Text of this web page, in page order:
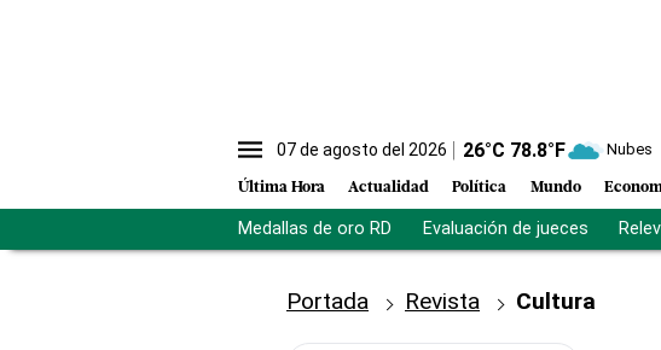
07 de agosto del 2026 26°C 78.8°F Nubes
Última Hora Actualidad Política Mundo
Medallas de oro RD Evaluación de jueces
Portada Revista Cultura